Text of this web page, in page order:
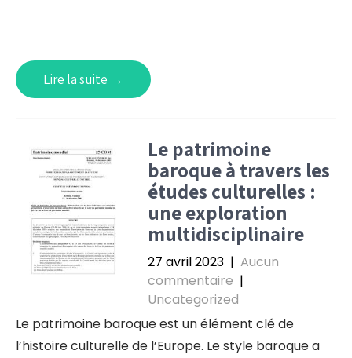
Lire la suite →
Le patrimoine
baroque à travers les
études culturelles :
une exploration
multidisciplinaire
27 avril 2023 | Aucun
commentaire |
Uncategorized
Le patrimoine baroque est un élément clé de
l’histoire culturelle de l’Europe. Le style baroque a